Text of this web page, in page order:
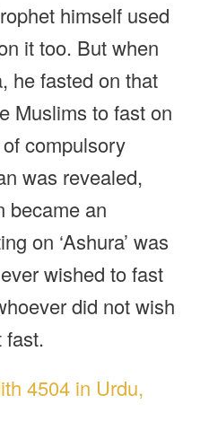
himself used
it too. But when
he fasted on that
Muslims to fast on
compulsory
was revealed,
became an
on ‘Ashura’ was
wished to fast
did not wish
fast.
4504 in Urdu,